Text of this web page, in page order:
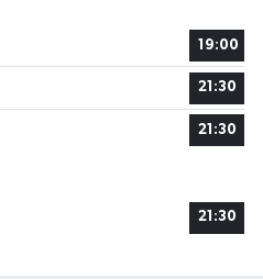
19:00
21:30
21:30
21:30